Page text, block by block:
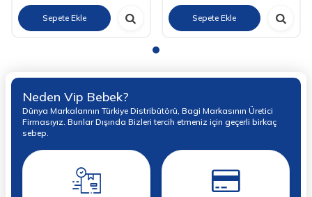
Sepete Ekle Sepete Ekle
Neden Vip Bebek?
Dünya Markalarının Türkiye Distribütörü, Bagi Markasının Üretici
Firmasıyız. Bunlar Dışında Bizleri tercih etmeniz için geçerli birkaç
sebep.